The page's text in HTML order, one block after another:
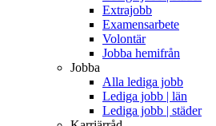
Extrajobb
Examensarbete
Volontär
Jobba hemifrån
Jobba
Alla lediga jobb
Lediga jobb | län
Lediga jobb | städer